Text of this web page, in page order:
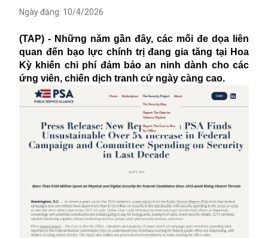
Ngày đăng: 10/4/2026
(TAP) - Những năm gần đây, các mối đe dọa liên
quan đến bạo lực chính trị đang gia tăng tại Hoa
Kỳ khiến chi phí đảm bảo an ninh dành cho các
ứng viên, chiến dịch tranh cử ngày càng cao.